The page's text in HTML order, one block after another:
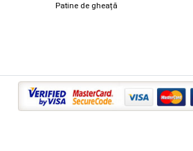
Patine de gheață